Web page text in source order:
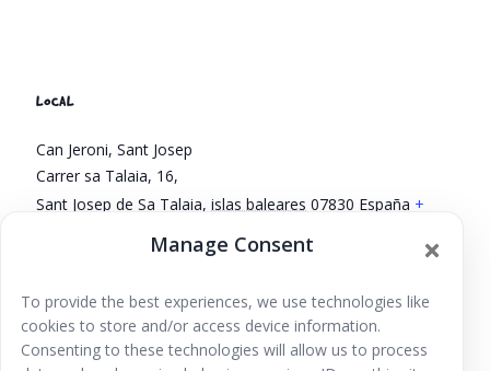
Manage Consent
To provide the best experiences, we use technologies like
cookies to store and/or access device information.
Consenting to these technologies will allow us to process
LOCAL
Can Jeroni, Sant Josep
Carrer sa Talaia, 16,
Sant Josep de Sa Talaia, islas baleares 07830 España +
Jornada Puertas Abiertas CC Santísima
Trinidad 2026
Contacontes de
Primavera 2026